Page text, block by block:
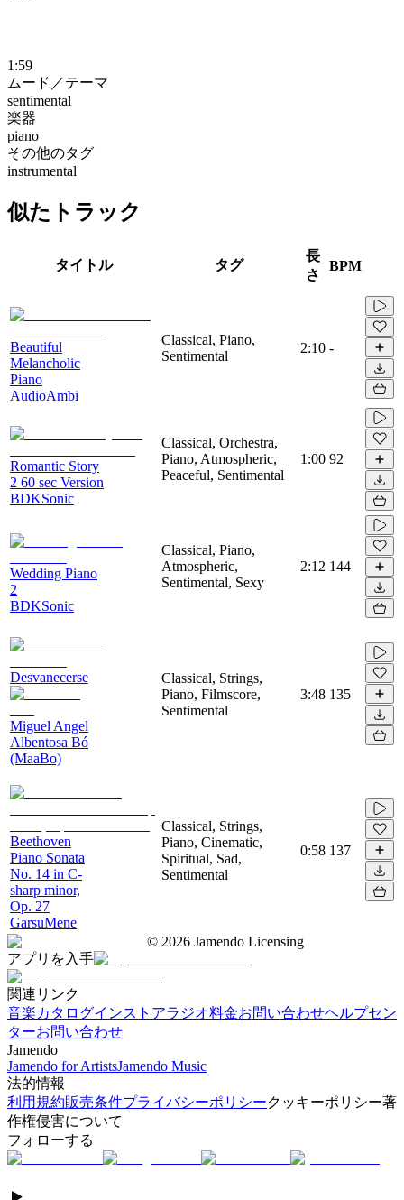
1:59
ムード／テーマ
sentimental
楽器
piano
その他のタグ
instrumental
似たトラック
タイトル タグ
長
さ
BPM
Beautiful
Melancholic
Piano
AudioAmbi
Classical, Piano,
Sentimental
2:10 -
Romantic Story
2 60 sec Version
BDKSonic
Classical, Orchestra,
Piano, Atmospheric,
Peaceful, Sentimental
1:00 92
Wedding Piano
2
BDKSonic
Classical, Piano,
Atmospheric,
Sentimental, Sexy
2:12 144
Desvanecerse
Miguel Angel
Albentosa Bó
(MaaBo)
Classical, Strings,
Piano, Filmscore,
Sentimental
3:48 135
Beethoven
Piano Sonata
No. 14 in C-
sharp minor,
Op. 27
GarsuMene
Classical, Strings,
Piano, Cinematic,
Spiritual, Sad,
Sentimental
0:58 137
© 2026 Jamendo Licensing
アプリを入手
関連リンク
音楽カタログインストアラジオ料金お問い合わせヘルプセン
ターお問い合わせ
Jamendo
Jamendo for ArtistsJamendo Music
法的情報
利用規約販売条件プライバシーポリシークッキーポリシー著
作権侵害について
フォローする